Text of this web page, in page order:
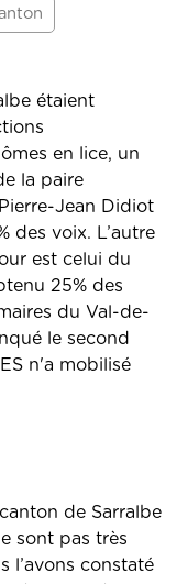
étaient
en lice, un
la paire
Jean Didiot
des voix. L’autre
est celui du
25% des
du Val-de-
le second
n'a mobilisé
de Sarralbe
sont pas très
l’avons constaté